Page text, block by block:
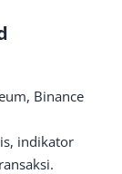
Binance
indikator